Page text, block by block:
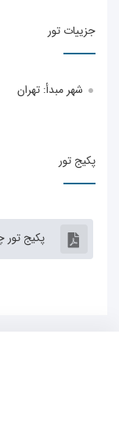
جزییات تور
شهر مبدأ: تهران
پکیج تور
پکیج تور چین